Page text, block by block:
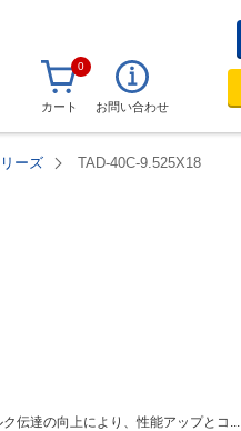
0
カート お問い合わせ
ーズ TAD-40C-9.525X18
伝達の向上により、性能アップとコ...